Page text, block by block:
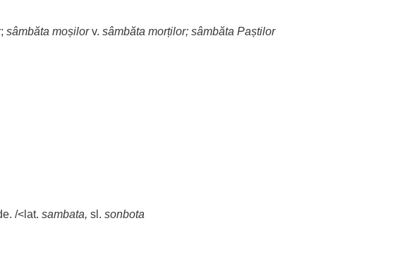
; sâmbăta moșilorv. sâmbăta morților; sâmbăta Paștilor
. /<lat. sambata, sl. sonbota